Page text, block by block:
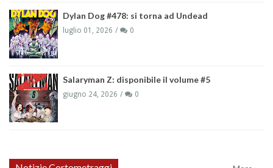
Dylan Dog #478: si torna ad Undead
luglio 01, 2026 0
Salaryman Z: disponibile il volume #5
giugno 24, 2026 0